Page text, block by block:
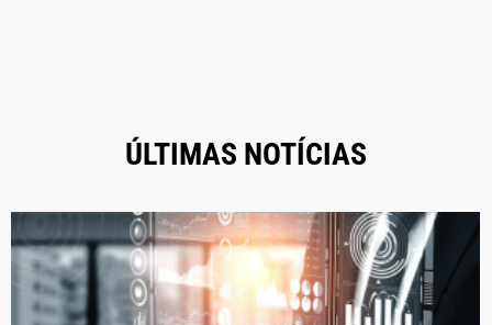
ÚLTIMAS NOTÍCIAS